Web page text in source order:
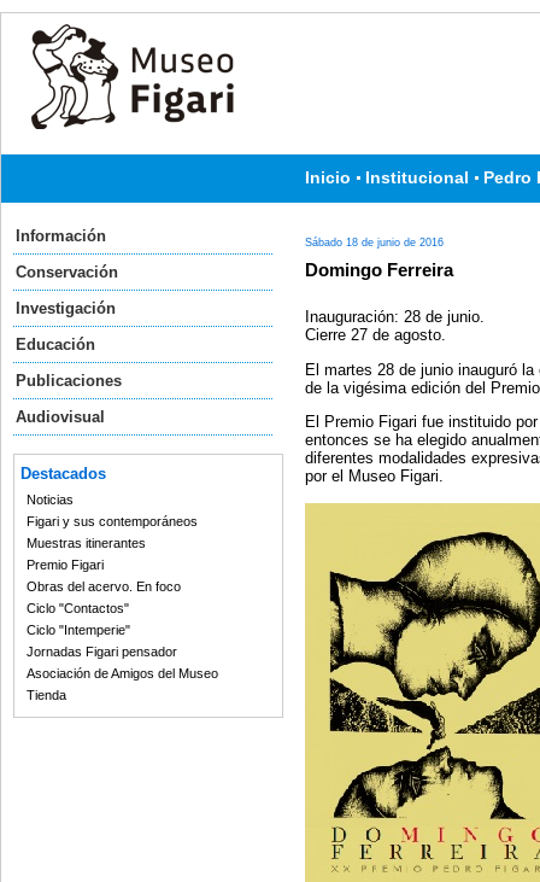
Inicio Institucional Pedro
Información
Conservación
Investigación
Educación
Publicaciones
Audiovisual
Destacados
Noticias
Figari y sus contemporáneos
Muestras itinerantes
Premio Figari
Obras del acervo. En foco
Ciclo "Contactos"
Ciclo "Intemperie"
Jornadas Figari pensador
Asociación de Amigos del Museo
Tienda
Sábado 18 de junio de 2016
Domingo Ferreira
Inauguración: 28 de junio.
Cierre 27 de agosto.
El martes 28 de junio inauguró
de la vigésima edición del
El Premio Figari fue instituido
entonces se ha elegido
diferentes modalidades
por el Museo Figari.